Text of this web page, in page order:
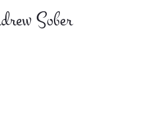
Sober